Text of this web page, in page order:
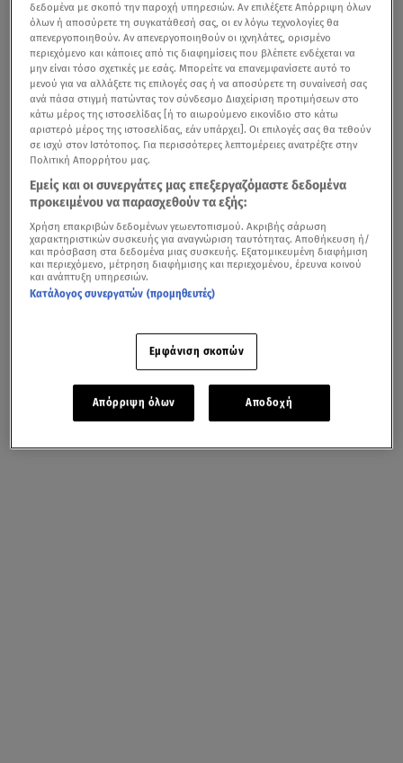
δεδομένα με σκοπό την παροχή υπηρεσιών. Αν επιλέξετε Απόρριψη όλων
όλων ή αποσύρετε τη συγκατάθεσή σας, οι εν λόγω τεχνολογίες θα
απενεργοποιηθούν. Αν απενεργοποιηθούν οι ιχνηλάτες, ορισμένο
περιεχόμενο και κάποιες από τις διαφημίσεις που βλέπετε ενδέχεται να
μην είναι τόσο σχετικές με εσάς. Μπορείτε να επανεμφανίσετε αυτό το
μενού για να αλλάξετε τις επιλογές σας ή να αποσύρετε τη συναίνεσή σας
ανά πάσα στιγμή πατώντας τον σύνδεσμο Διαχείριση προτιμήσεων στο
κάτω μέρος της ιστοσελίδας [ή το αιωρούμενο εικονίδιο στο κάτω
αριστερό μέρος της ιστοσελίδας, εάν υπάρχει]. Οι επιλογές σας θα τεθούν
σε ισχύ στον Ιστότοπος. Για περισσότερες λεπτομέρειες ανατρέξτε στην
Πολιτική Απορρήτου μας.
Εμείς και οι συνεργάτες μας επεξεργαζόμαστε δεδομένα
προκειμένου να παρασχεθούν τα εξής:
Χρήση επακριβών δεδομένων γεωεντοπισμού. Ακριβής σάρωση
χαρακτηριστικών συσκευής για αναγνώριση ταυτότητας. Αποθήκευση ή/
και πρόσβαση στα δεδομένα μιας συσκευής. Εξατομικευμένη διαφήμιση
και περιεχόμενο, μέτρηση διαφήμισης και περιεχομένου, έρευνα κοινού
και ανάπτυξη υπηρεσιών.
Κατάλογος συνεργατών (προμηθευτές)
Εμφάνιση σκοπών
Απόρριψη όλων Αποδοχή